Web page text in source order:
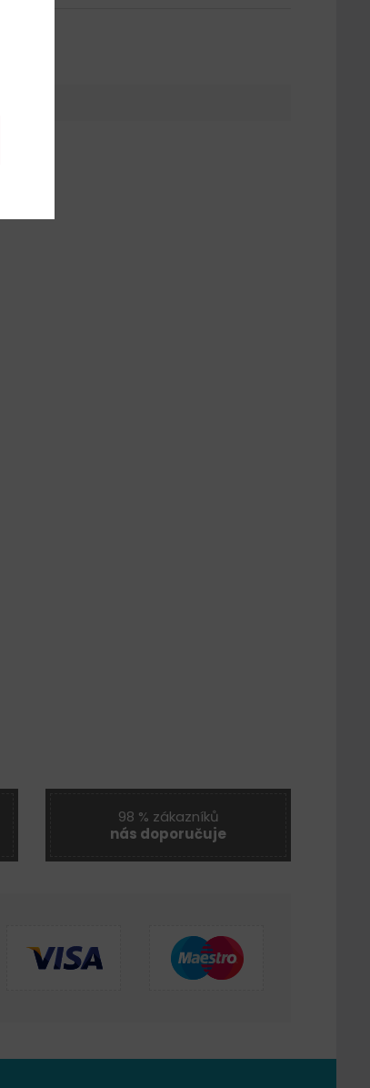
98 % zákazníků
nás doporučuje